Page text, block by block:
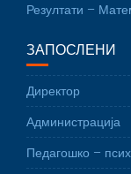
Резултати –
ЗАПОСЛЕНИ
Директор
Администрација
Педагошко –